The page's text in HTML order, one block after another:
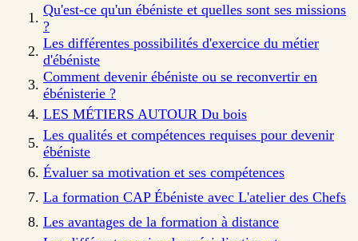
Qu'est-ce qu'un ébéniste et quelles sont ses missions
?
Les différentes possibilités d'exercice du métier
d'ébéniste
Comment devenir ébéniste ou se reconvertir en
ébénisterie ?
LES MÉTIERS AUTOUR Du bois
Les qualités et compétences requises pour devenir
ébéniste
Évaluer sa motivation et ses compétences
La formation CAP Ébéniste avec L'atelier des Chefs
Les avantages de la formation à distance